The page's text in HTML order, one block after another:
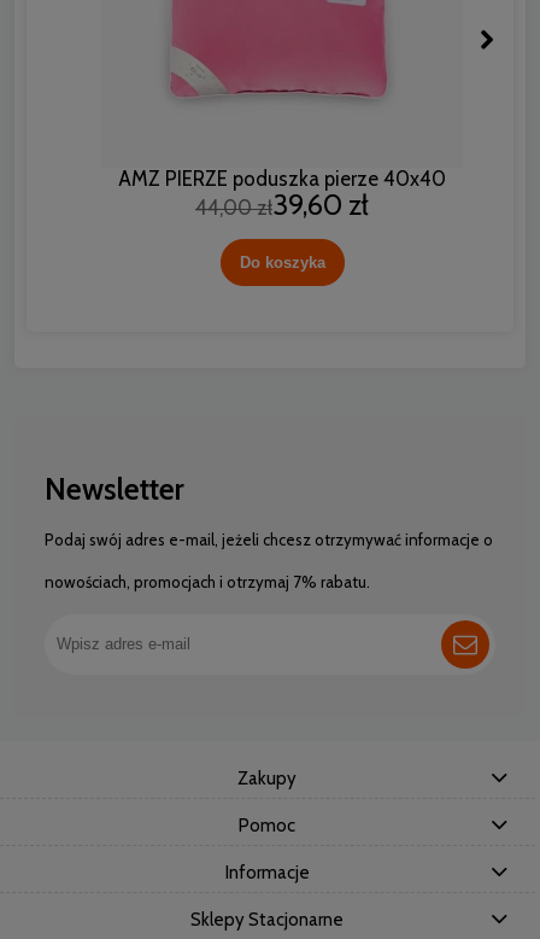
AMZ PIERZE poduszka pierze 40x40
44,00 zł39,60 zł
Do koszyka
Newsletter
Podaj swój adres e-mail, jeżeli chcesz otrzymywać informacje o
nowościach, promocjach i otrzymaj 7% rabatu.
Zakupy
Pomoc
Informacje
Sklepy Stacjonarne